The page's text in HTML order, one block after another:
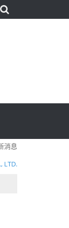
消息